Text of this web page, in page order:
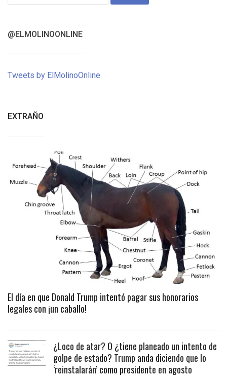
@ELMOLINOONLINE
Tweets by ElMolinoOnline
EXTRAÑO
El día en que Donald Trump intentó pagar sus honorarios
legales con ¡un caballo!
¿Loco de atar? O ¿tiene planeado un intento de
golpe de estado? Trump anda diciendo que lo
‘reinstalarán’ como presidente en agosto